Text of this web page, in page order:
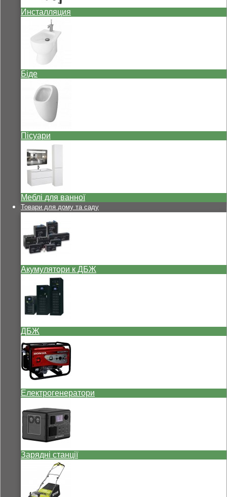
Инсталляция
Біде
Пісуари
Меблі для ванної
Товари для дому та саду
Акумулятори к ДБЖ
ДБЖ
Електрогенератори
Зарядні станції